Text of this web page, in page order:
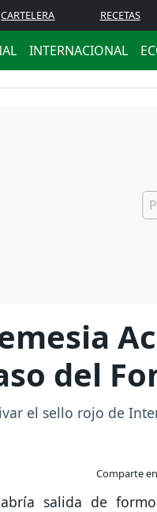
CARTELERA RECETAS
INTERNACIONAL
del
el sello rojo de
Comparte